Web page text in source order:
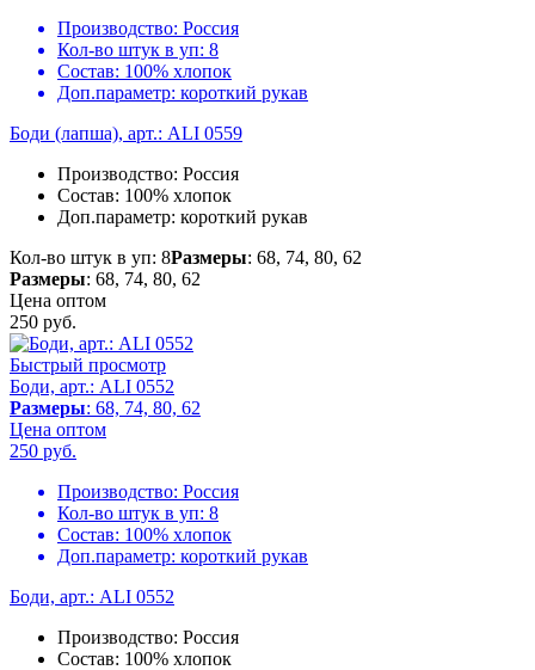
Производство: Россия
Кол-во штук в уп: 8
Состав: 100% хлопок
Доп.параметр: короткий рукав
Боди (лапша), арт.: ALI 0559
Производство: Россия
Состав: 100% хлопок
Доп.параметр: короткий рукав
Кол-во штук в уп: 8Размеры: 68, 74, 80, 62
Размеры: 68, 74, 80, 62
Цена оптом
250 руб.
Быстрый просмотр
Боди, арт.: ALI 0552
Размеры: 68, 74, 80, 62
Цена оптом
250 руб.
Производство: Россия
Кол-во штук в уп: 8
Состав: 100% хлопок
Доп.параметр: короткий рукав
Боди, арт.: ALI 0552
Производство: Россия
Состав: 100% хлопок